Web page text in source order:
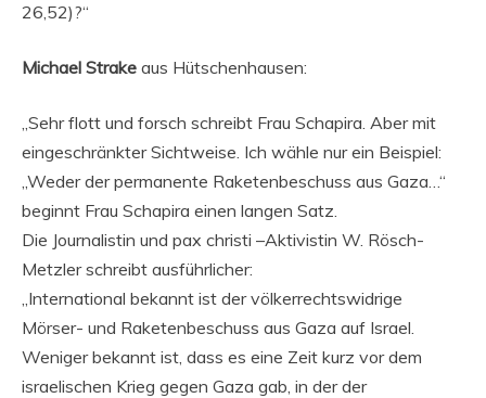
26,52)?“
Michael Strake aus Hütschenhausen:
„Sehr flott und forsch schreibt Frau Schapira. Aber mit
eingeschränkter Sichtweise. Ich wähle nur ein Beispiel:
„Weder der permanente Raketenbeschuss aus Gaza…“
beginnt Frau Schapira einen langen Satz.
Die Journalistin und pax christi –Aktivistin W. Rösch-
Metzler schreibt ausführlicher:
„International bekannt ist der völkerrechtswidrige
Mörser- und Raketenbeschuss aus Gaza auf Israel.
Weniger bekannt ist, dass es eine Zeit kurz vor dem
israelischen Krieg gegen Gaza gab, in der der